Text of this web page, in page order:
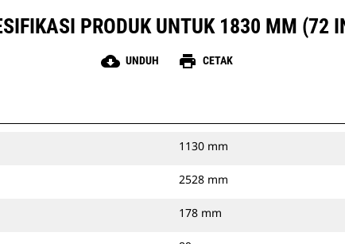
PRODUK UNTUK 1830 MM (72
cloud_download UNDUH print CETAK
1130 mm
2528 mm
178 mm